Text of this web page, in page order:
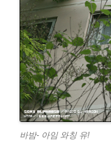
바밤- 아임 와칭 유!